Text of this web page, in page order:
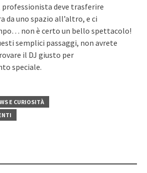
deve trasferire
da uno spazio all’altro, e ci
non è certo un bello spettacolo!
semplici passaggi, non avrete
il DJ giusto per
speciale.
E CURIOSITÀ